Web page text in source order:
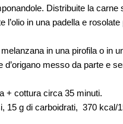
Distribuite la carne
in una padella e
in una pirofila o in
messo da parte e
+ cottura circa 35 minuti.
15 g di carboidrati, 370 kcal/